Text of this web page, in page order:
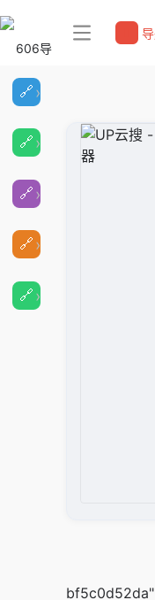
bf5c0d52da"